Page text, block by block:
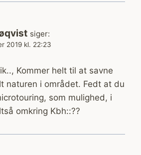
siger:
2019 kl. 22:23
Kommer helt til at savne
naturen i området. Fedt at du
som mulighed, i
omkring Kbh::??